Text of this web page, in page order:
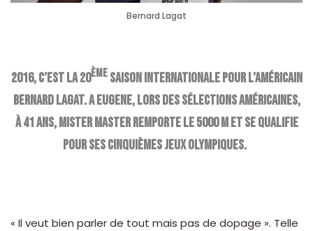
Bernard Lagat
2016, c’est la 20èmesaison internationale pour l’américain
Bernard Lagat. A Eugene, lors des sélections américaines,
à 41 ans, Mister Master remporte le 5000 m et se qualifie
pour ses cinquièmes Jeux Olympiques.
« Il veut bien parler de tout mais pas de dopage ». Telle